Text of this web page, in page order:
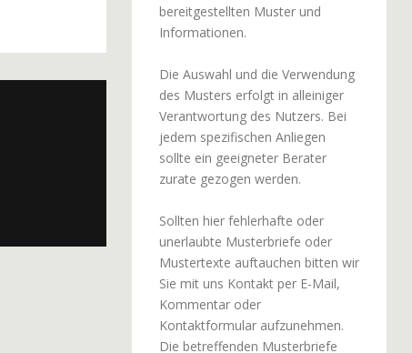
bereitgestellten Muster und
Informationen.
Die Auswahl und die Verwendung
des Musters erfolgt in alleiniger
Verantwortung des Nutzers. Bei
jedem spezifischen Anliegen
sollte ein geeigneter Berater
zurate gezogen werden.
Sollten hier fehlerhafte oder
unerlaubte Musterbriefe oder
Mustertexte auftauchen bitten wir
Sie mit uns Kontakt per E-Mail,
Kommentar oder
Kontaktformular aufzunehmen.
Die betreffenden Musterbriefe